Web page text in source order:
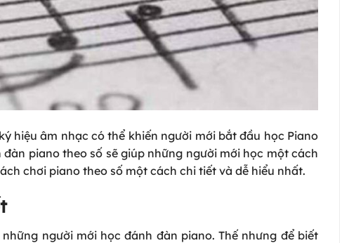
hiệu âm nhạc có thể khiến người mới bắt đầu học Piano
piano theo số sẽ giúp những người mới học một cách
chơi piano theo số một cách chi tiết và dễ hiểu nhất.
người mới học đánh đàn piano. Thế nhưng để biết